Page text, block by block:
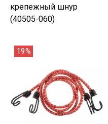
крепежный шнур
(40505-060)
19%